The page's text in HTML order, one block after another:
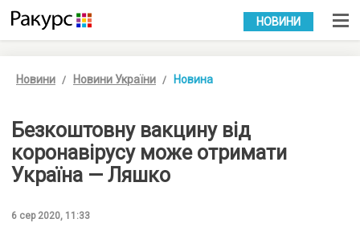
УКР РУС
НОВИНИ
Новини Новини України Новина
Безкоштовну вакцину від
коронавірусу може отримати
Україна — Ляшко
6 сер 2020, 11:33